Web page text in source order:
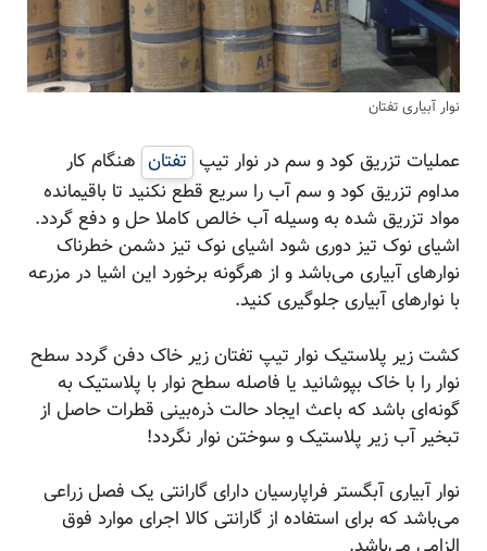
نوار آبیاری تفتان
عملیات تزریق کود و سم در نوار تیپ تفتان هنگام کار
مداوم تزریق کود و سم آب را سریع قطع نکنید تا باقیمانده
مواد تزریق شده به وسیله آب خالص کاملا حل و دفع گردد.
اشیای نوک تیز دوری شود اشیای نوک تیز دشمن خطرناک
نوارهای آبیاری می‌باشد و از هرگونه برخورد این اشیا در مزرعه
با نوارهای آبیاری جلوگیری کنید.
کشت زیر پلاستیک نوار تیپ تفتان زیر خاک دفن گردد سطح
نوار را با خاک بپوشانید یا فاصله سطح نوار با پلاستیک به
گونه‌ای باشد که باعث ایجاد حالت ذره‌بینی قطرات حاصل از
تبخیر آب زیر پلاستیک و سوختن نوار نگردد!
نوار آبیاری آبگستر فراپارسیان دارای گارانتی یک فصل زراعی
می‌باشد که برای استفاده از گارانتی کالا اجرای موارد فوق